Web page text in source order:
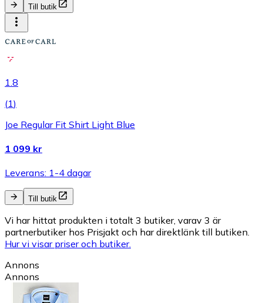
Till butik
1.8
(1)
Joe Regular Fit Shirt Light Blue
1 099 kr
Leverans: 1-4 dagar
Till butik
Vi har hittat produkten i totalt 3 butiker, varav 3 är
partnerbutiker hos Prisjakt och har direktlänk till butiken.
Hur vi visar priser och butiker.
Annons
Annons